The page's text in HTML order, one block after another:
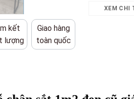
kết
lượng
Giao hàng
toàn quốc
XEM CHI